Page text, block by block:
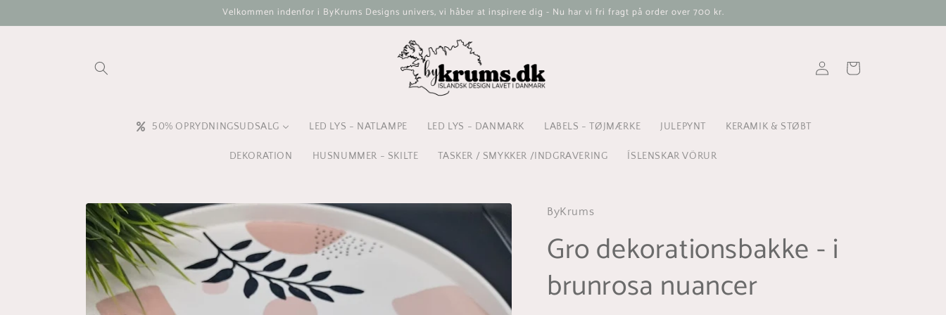
Velkommen indenfor i ByKrums Designs univers, vi håber at inspirere dig - Nu har vi fri fragt på order over 700 kr.
50% OPRYDNINGSUDSALG LED LYS - NATLAMPE LED LYS - DANMARK LABELS - TØJMÆRKE JULEPYNT KERAMIK & STØBT
DEKORATION HUSNUMMER - SKILTE TASKER / SMYKKER /INDGRAVERING ÍSLENSKAR VÖRUR
ind
Indkøbskurv
ByKrums
Gro dekorationsbakke - i
brunrosa nuancer